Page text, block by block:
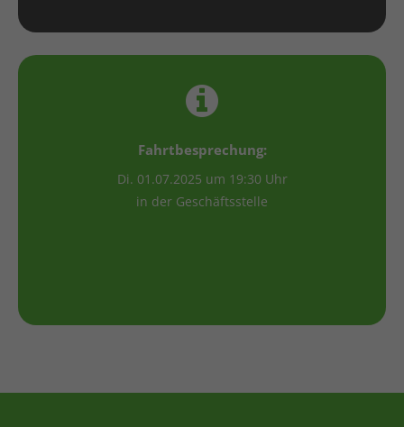
Fahrtbesprechung:
Di. 01.07.2025 um 19:30 Uhr
in der Geschäftsstelle